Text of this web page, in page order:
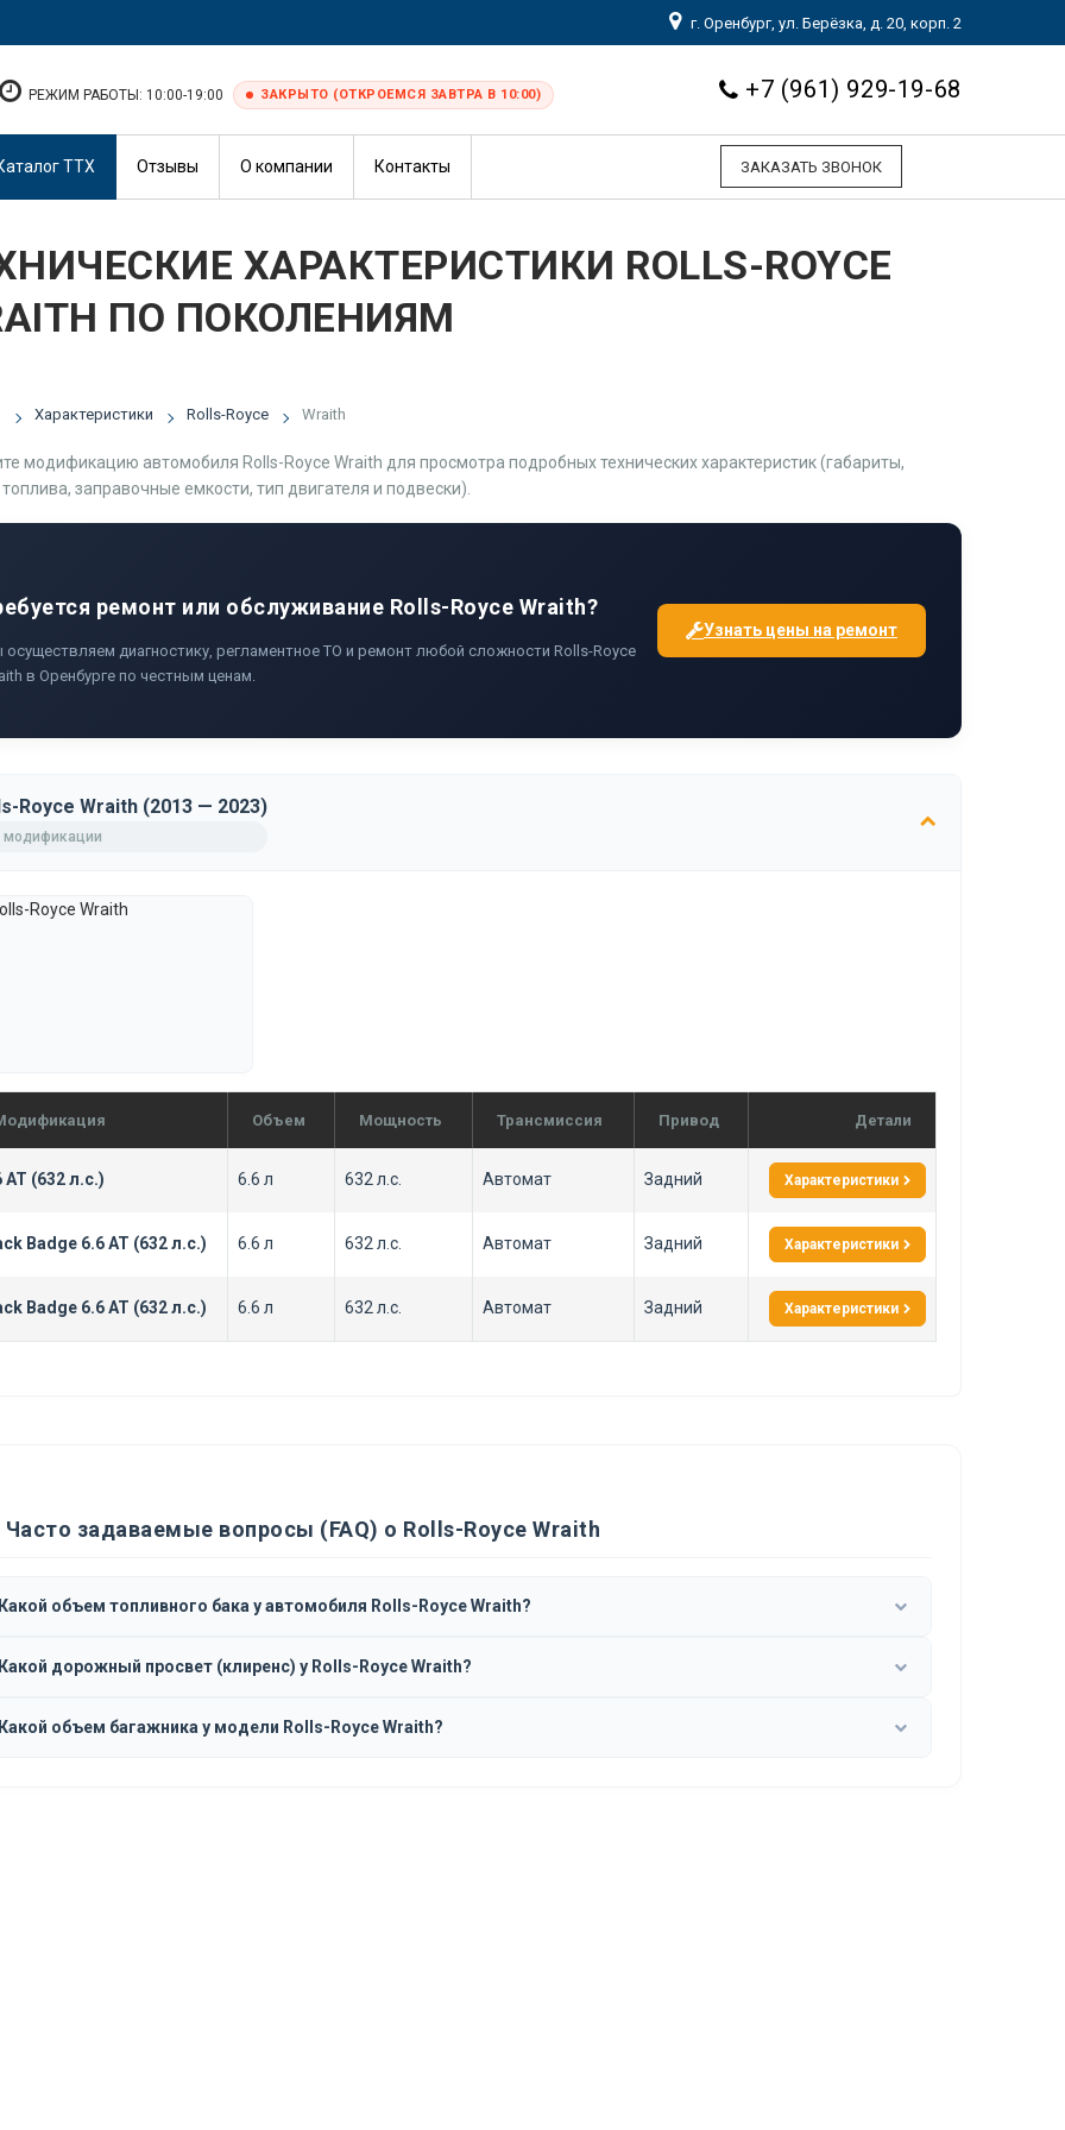
г. Оренбург, ул. Берёзка, д. 20, корп. 2
+7 (961) 929-19-68
РЕЖИМ РАБОТЫ: 10:00-19:00 ЗАКРЫТО (ОТКРОЕМСЯ ЗАВТРА В 10:00)
ЗАКАЗАТЬ ЗВОНОК
ТТХ Отзывы О компании Контакты
ХАРАКТЕРИСТИКИ ROLLS-ROYCE
ПО ПОКОЛЕНИЯМ
Характеристики Rolls-Royce Wraith
модификацию автомобиля Rolls-Royce Wraith для просмотра подробных технических характеристик (габариты,
заправочные емкости, тип двигателя и подвески).
ремонт или обслуживание Rolls-Royce Wraith?
диагностику, регламентное ТО и ремонт любой сложности Rolls-Royce
в Оренбурге по честным ценам.
Узнать цены на ремонт
Royce Wraith (2013 — 2023)
модификации
Объем Мощность Трансмиссия Привод Детали
AT (632 л.с.) 6.6 л 632 л.с. Автомат Задний Характеристики
Badge 6.6 AT (632 л.с.) 6.6 л 632 л.с. Автомат Задний Характеристики
Badge 6.6 AT (632 л.с.) 6.6 л 632 л.с. Автомат Задний Характеристики
Часто задаваемые вопросы (FAQ) о Rolls-Royce Wraith
Какой объем топливного бака у автомобиля Rolls-Royce Wraith?
Какой дорожный просвет (клиренс) у Rolls-Royce Wraith?
Какой объем багажника у модели Rolls-Royce Wraith?